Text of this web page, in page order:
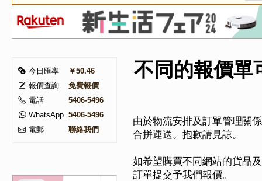
今日匯率
￥50.46
報價查詢
免費報價
電話
5406-5496
WhatsApp 5406-5496
電郵
聯絡我們
不同的報價單
由於物流安排及訂單管理關
合拼運送。抱歉請見諒。
如希望購買不同網站的貨品
訂單提交予我們報價。